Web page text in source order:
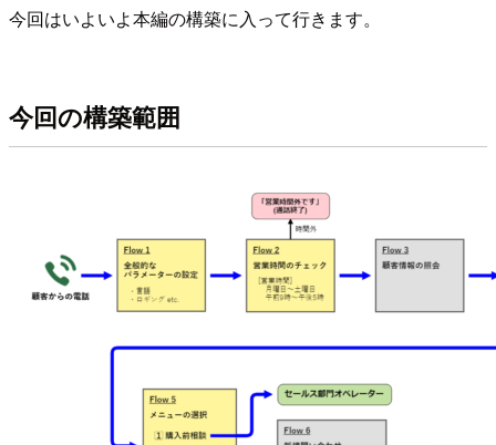
今回はいよいよ本編の構築に入って行きます。
今回の構築範囲